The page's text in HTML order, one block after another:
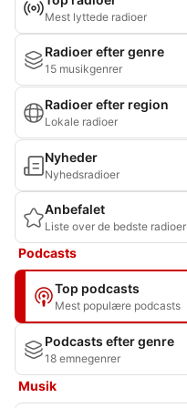
Mest lyttede radioer
Radioer efter genre
15 musikgenrer
Radioer efter region
Lokale radioer
Nyheder
Nyhedsradioer
Anbefalet
Liste over de bedste radioer
Podcasts
Top podcasts
Mest populære podcasts
Podcasts efter genre
18 emnegenrer
Musik